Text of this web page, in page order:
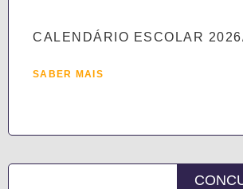
CALENDÁRIO ESCOLAR
SABER MAIS